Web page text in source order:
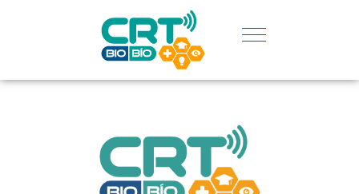
REGIÓN:
CONOCE
LOGROS